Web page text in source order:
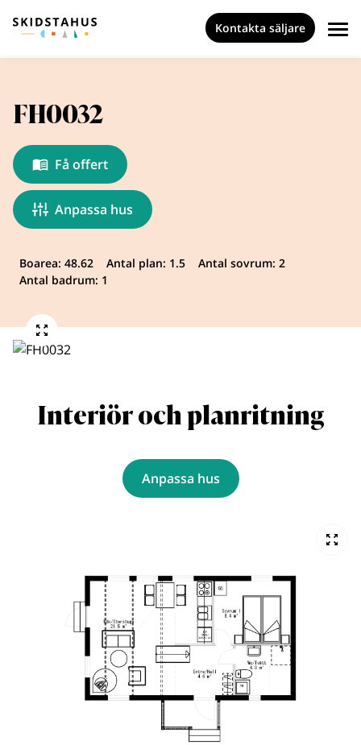
Kontakta säljare
FH0032
Få offert
Anpassa hus
Boarea: 48.62 Antal plan: 1.5
Antal sovrum: 2
Antal badrum: 1
Interiör och planritning
Anpassa hus